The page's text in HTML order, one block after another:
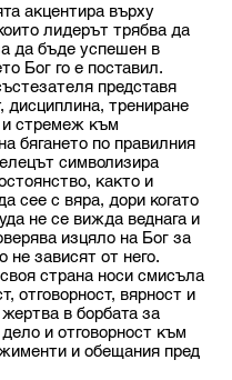
акцентира върху
лидерът трябва да
да бъде успешен в
Бог го е поставил.
представя
дисциплина, трениране
и стремеж към
бягането по правилния
символизира
както и
сее с вяра, дори когато
не се вижда веднага и
изцяло на Бог за
не зависят от него.
страна носи смисъла
отговорност, вярност и
жертва в борбата за
и отговорност към
и обещания пред